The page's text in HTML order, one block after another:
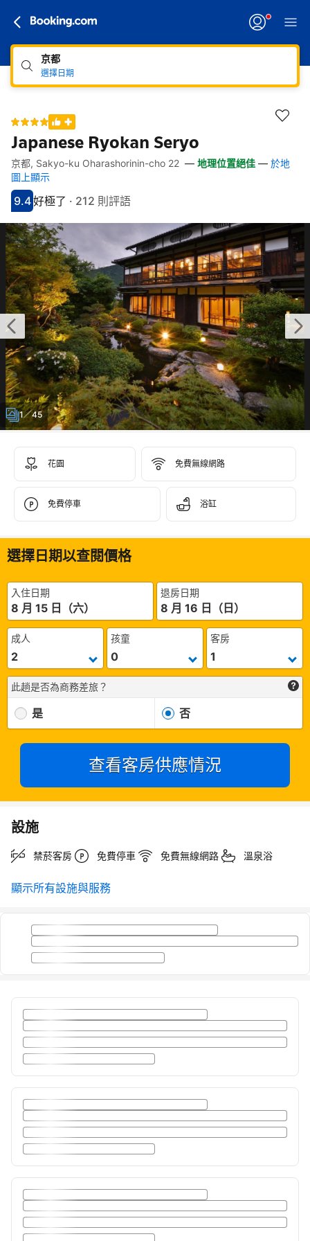
京都
選擇日期
Japanese Ryokan Seryo
快速連結
跳至住宿介紹
跳至熱門設施
跳至客房類型
跳至訂房政策
京都, Sakyo-ku Oharashorinin-cho 22 — 地理位置絕佳 — 於地
圖上顯示
分數9.4分
9.4
評比好極了
好極了 · 212 則評語
1／45
花園 免費無線網路
免費停車 浴缸
選擇日期以查閱價格
入住日期
8 月 15 日（六）
退房日期
8 月 16 日（日）
成人 孩童 客房
此趟是否為商務差旅？
是 否
查看客房供應情況
設施
禁菸客房 免費停車 免費無線網路 溫泉浴
顯示所有設施與服務